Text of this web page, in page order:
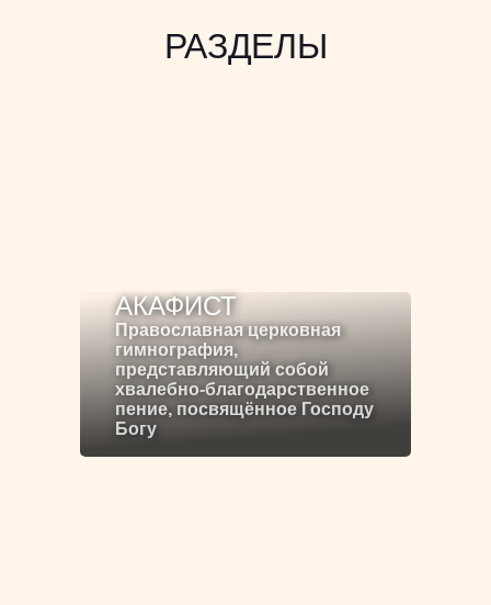
РАЗДЕЛЫ
АКАФИСТ
Православная церковная
гимнография,
представляющий собой
хвалебно-благодарственное
пение, посвящённое Господу
Богу